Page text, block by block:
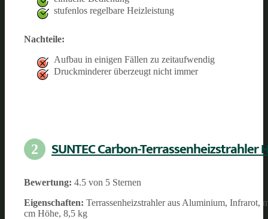
stufenlos regelbare Heizleistung
Nachteile:
Aufbau in einigen Fällen zu zeitaufwendig
Druckminderer überzeugt nicht immer
2 SUNTEC Carbon-Terrassenheizstrahler
Bewertung: 4.5 von 5 Sternen
Eigenschaften: Terrassenheizstrahler aus Aluminium,
cm Höhe, 8,5 kg